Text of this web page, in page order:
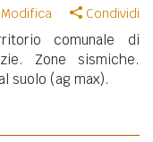
Modifica Condividi
comunale di
Zone sismiche.
suolo (ag max).